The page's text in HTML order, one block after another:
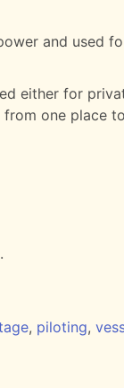
and used
either for
one place
, piloting,